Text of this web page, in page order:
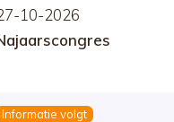
10-2026
Informatie volgt